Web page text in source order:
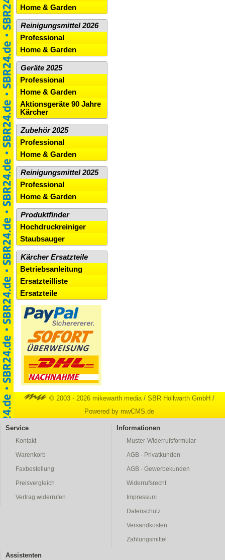
Home & Garden
Reinigungsmittel 2026
Professional
Home & Garden
Geräte 2025
Professional
Home & Garden
Aktionsgeräte 90 Jahre
Kärcher
Zubehör 2025
Professional
Home & Garden
Reinigungsmittel 2025
Professional
Home & Garden
Produktfinder
Hochdruckreiniger
Staubsauger
Kärcher Ersatzteile
Betriebsanleitung
Ersatzteilliste
Ersatzteile
© 2003 - 2026 mikewarth media / SBR Höllwarth GmbH /
Powered by mwCMS.de
Service
Kontakt
Warenkorb
Faxbestellung
Preisvergleich
Vertrag widerrufen
Informationen
Muster-Widerrufsformular
AGB - Privatkunden
AGB - Gewerbekunden
Widerrufsrecht
Impressum
Datenschutz
Versandkosten
Zahlungsmittel
Assistenten